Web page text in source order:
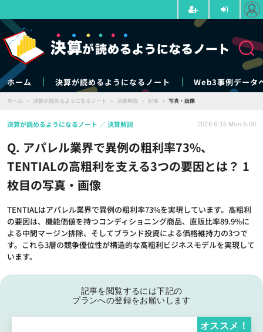
ホーム 決算が読めるようになるノート Web3事例データ
ホーム › 決算が読めるようになるノート › 決算解説 › 記事 › 写真・画像
Q. アパレル業界で異例の粗利率73%、
TENTIALの高粗利を支える3つの要因とは？ 1
枚目の写真・画像
TENTIALはアパレル業界で異例の粗利率73%を実現しています。高粗利
の要因は、機能価値を持つコンディショニング商品、直販比率89.9%に
よる中間マージン排除、そしてブランド投資による価格維持力の3つで
す。これら3層の競争優位性が構造的な高粗利ビジネスモデルを実現して
います。
決算が読めるようになるノート 決算解説 2026.6.15 Mon 6:00
記事を閲覧するには下記の
プランへの登録をお願いします
オススメ！